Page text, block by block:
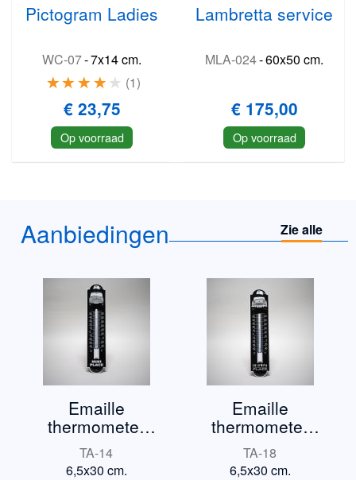
Pictogram Ladies
WC-07-7x14 cm.
1
€ 23,75
Op voorraad
Lambretta service
MLA-024-60x50 cm.
€ 175,00
Op voorraad
Aanbiedingen Zie alle
Emaille
thermometer
Mini
TA-14
6,5x30 cm.
Emaille
thermometer
Triumph TR3
TA-18
6,5x30 cm.